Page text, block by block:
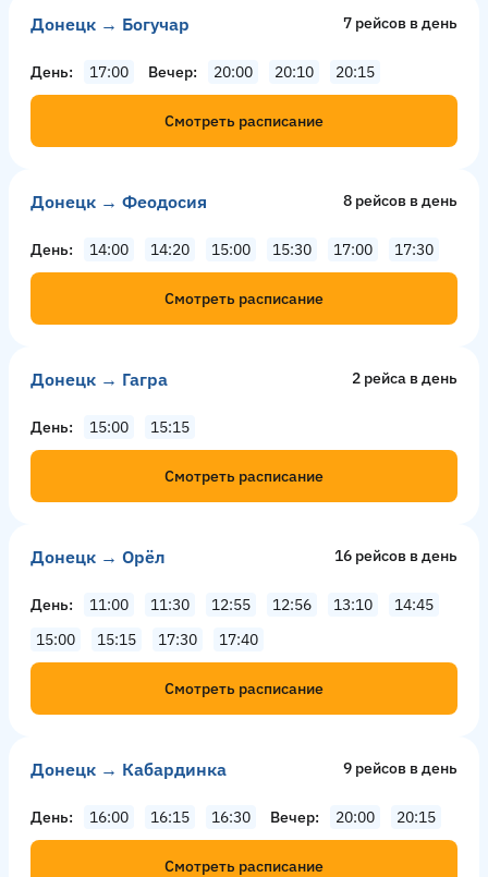
Донецк → Богучар 7 рейсов в день
День 17:00 Вечер 20:00 20:10 20:15
Смотреть расписание
Донецк → Феодосия 8 рейсов в день
День 14:00 14:20 15:00 15:30 17:00 17:30
Смотреть расписание
Донецк → Гагра 2 рейсa в день
День 15:00 15:15
Смотреть расписание
Донецк → Орёл 16 рейсов в день
День 11:00 11:30 12:55 12:56 13:10
14:45
15:00
15:15 17:30 17:40
Смотреть расписание
Донецк → Кабардинка 9 рейсов в день
День 16:00 16:15 16:30 Вечер 20:00 20:15
Смотреть расписание